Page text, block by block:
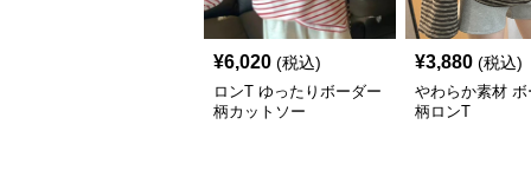
¥6,020 (税込)
ロンT ゆったりボーダー
柄カットソー
¥3,880 (税込)
やわらか素材 ボ
柄ロンT